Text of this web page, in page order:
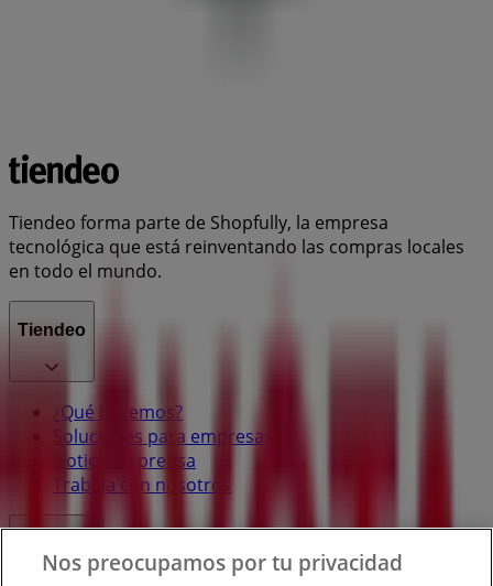
Tiendeo forma parte de Shopfully, la empresa
tecnológica que está reinventando las compras locales
en todo el mundo.
Tiendeo
¿Qué hacemos?
Soluciones para empresas
Noticias y prensa
Trabaja con nosotros
Nos preocupamos por tu privacidad